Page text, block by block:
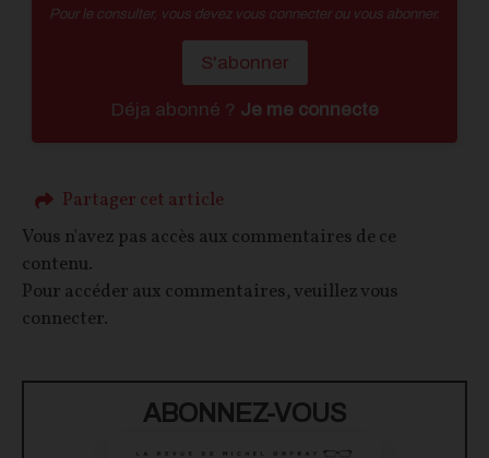
Pour le consulter, vous devez vous connecter ou vous abonner.
S'abonner
Déja abonné ? Je me connecte
Partager cet article
Vous n'avez pas accès aux commentaires de ce
contenu.
Pour accéder aux commentaires, veuillez vous
connecter.
ABONNEZ-VOUS